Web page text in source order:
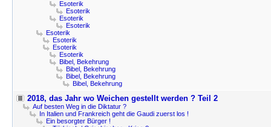
Esoterik
Esoterik
Esoterik
Esoterik
Esoterik
Esoterik
Esoterik
Esoterik
Bibel, Bekehrung
Bibel, Bekehrung
Bibel, Bekehrung
Bibel, Bekehrung
2018, das Jahr wo Weichen gestellt werden ? Teil 2
Auf besten Weg in die Diktatur ?
In Italien und Frankreich geht die Gaudi zuerst los !
Ein besorgter Bürger !